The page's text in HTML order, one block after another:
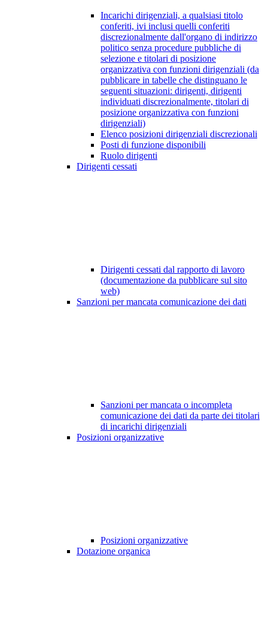
Incarichi dirigenziali, a qualsiasi titolo
conferiti, ivi inclusi quelli conferiti
discrezionalmente dall'organo di indirizzo
politico senza procedure pubbliche di
selezione e titolari di posizione
organizzativa con funzioni dirigenziali (da
pubblicare in tabelle che distinguano le
seguenti situazioni: dirigenti, dirigenti
individuati discrezionalmente, titolari di
posizione organizzativa con funzioni
dirigenziali)
Elenco posizioni dirigenziali discrezionali
Posti di funzione disponibili
Ruolo dirigenti
Dirigenti cessati
Dirigenti cessati dal rapporto di lavoro
(documentazione da pubblicare sul sito
web)
Sanzioni per mancata comunicazione dei dati
Sanzioni per mancata o incompleta
comunicazione dei dati da parte dei titolari
di incarichi dirigenziali
Posizioni organizzative
Posizioni organizzative
Dotazione organica